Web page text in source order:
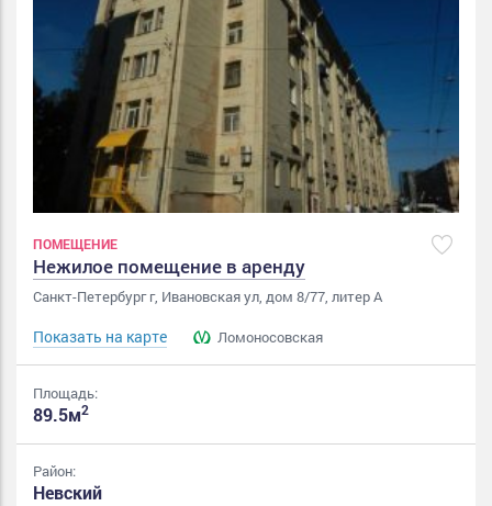
ПОМЕЩЕНИЕ
Нежилое помещение в аренду
Санкт-Петербург г, Ивановская ул, дом 8/77, литер А
Показать на карте Ломоносовская
Площадь:
89.5м2
Район:
Невский